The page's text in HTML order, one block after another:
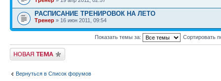
РАСПИСАНИЕ ТРЕНИРОВОК НА ЛЕТО
Тренер » 16 июн 2011, 09:54
Показать темы за: Сортировать
Начать новую тему
Вернуться в Список форумов